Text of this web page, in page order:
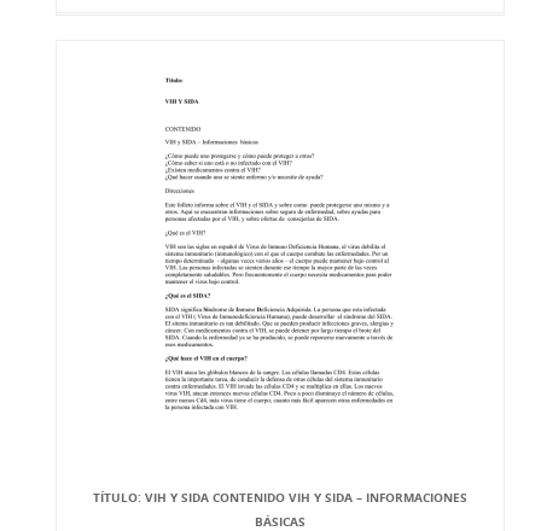
TÍTULO: VIH Y SIDA CONTENIDO VIH Y SIDA – INFORMACIONES
BÁSICAS